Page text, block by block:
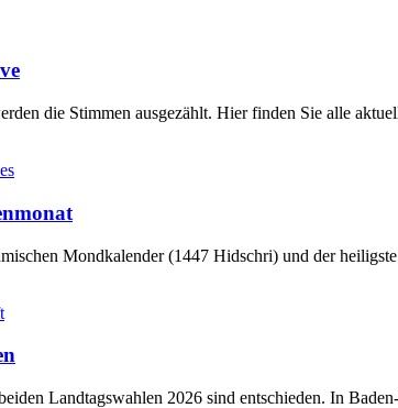
die Stimmen ausgezählt. Hier finden Sie alle
Mondkalender (1447 Hidschri) und der
Landtagswahlen 2026 sind entschieden. In